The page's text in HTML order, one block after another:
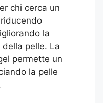
chi cerca un
la
della pelle. La
permette un
la pelle